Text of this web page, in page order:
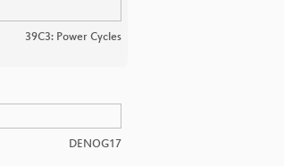
39C3: Power Cycles
DENOG17